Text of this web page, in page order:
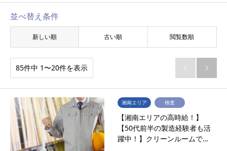
並べ替え条件
新しい順 古い順 閲覧数順
85件中 1〜20件を表示  
湘南エリア 検査
【湘南エリアの高時給！】
【50代前半の製造経験者も活
躍中！】クリーンルームで…